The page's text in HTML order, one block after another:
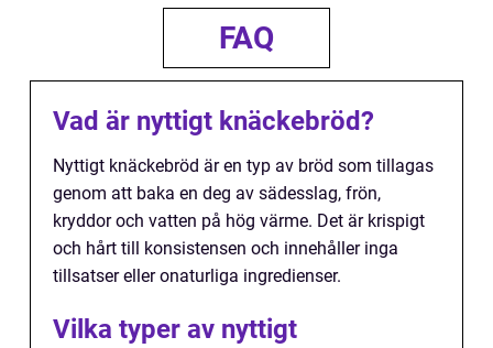
FAQ
Vad är nyttigt knäckebröd?
Nyttigt knäckebröd är en typ av bröd som tillagas
genom att baka en deg av sädesslag, frön,
kryddor och vatten på hög värme. Det är krispigt
och hårt till konsistensen och innehåller inga
tillsatser eller onaturliga ingredienser.
Vilka typer av nyttigt